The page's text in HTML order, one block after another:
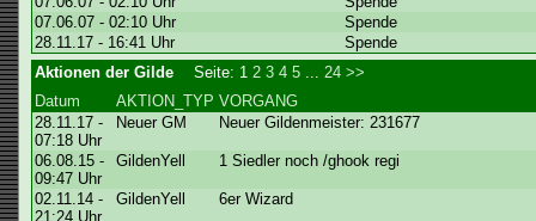
07.06.07 - 02:10 Uhr
Spende
28.11.17 - 16:41 Uhr
Spende
Aktionen der Gilde
Seite: 1 2 3 4 5 24 >>
Datum
AKTION_TYP VORGANG
28.11.17 -
07:18 Uhr
Neuer GM Neuer Gildenmeister: 231677
06.08.15 -
09:47 Uhr
GildenYell 1 Siedler noch /ghook regi
02.11.14 -
21:24 Uhr
GildenYell 6er Wizard